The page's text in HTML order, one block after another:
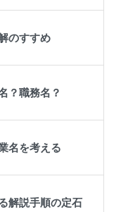
のすすめ
？職務名？
名を考える
解説手順の定石